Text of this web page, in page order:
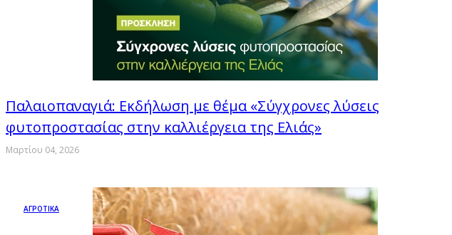
Παλαιοπαναγιά: Εκδήλωση με θέμα «Σύγχρονες λύσεις
φυτοπροστασίας στην καλλιέργεια της Ελιάς»
Μαρτίου 04, 2026
ΑΓΡΟΤΙΚΑ